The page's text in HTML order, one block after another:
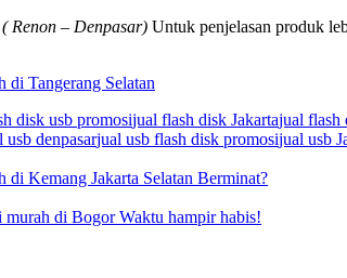
Renon – Denpasar) Untuk penjelasan produk
Tangerang Selatan
disk usb promosijual flash disk Jakartajual flash
usb denpasarjual usb flash disk promosijual usb
Kemang Jakarta Selatan Berminat?
di Bogor Waktu hampir habis!